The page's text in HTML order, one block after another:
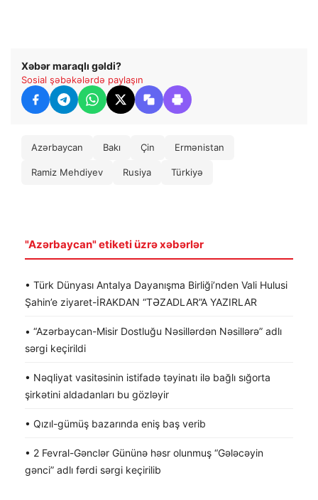
Xəbər maraqlı gəldi?
Sosial şəbəkələrdə paylaşın
Azərbaycan Bakı Çin Ermənistan
Ramiz Mehdiyev Rusiya Türkiyə
"Azərbaycan" etiketi üzrə xəbərlər
• Türk Dünyası Antalya Dayanışma Birliği’nden Vali Hulusi
Şahin’e ziyaret-İRAKDAN “TƏZADLAR”A YAZIRLAR
• “Azərbaycan-Misir Dostluğu Nəsillərdən Nəsillərə” adlı
sərgi keçirildi
• Nəqliyat vasitəsinin istifadə təyinatı ilə bağlı sığorta
şirkətini aldadanları bu gözləyir
• Qızıl-gümüş bazarında eniş baş verib
• 2 Fevral-Gənclər Gününə həsr olunmuş “Gələcəyin
gənci” adlı fərdi sərgi keçirilib